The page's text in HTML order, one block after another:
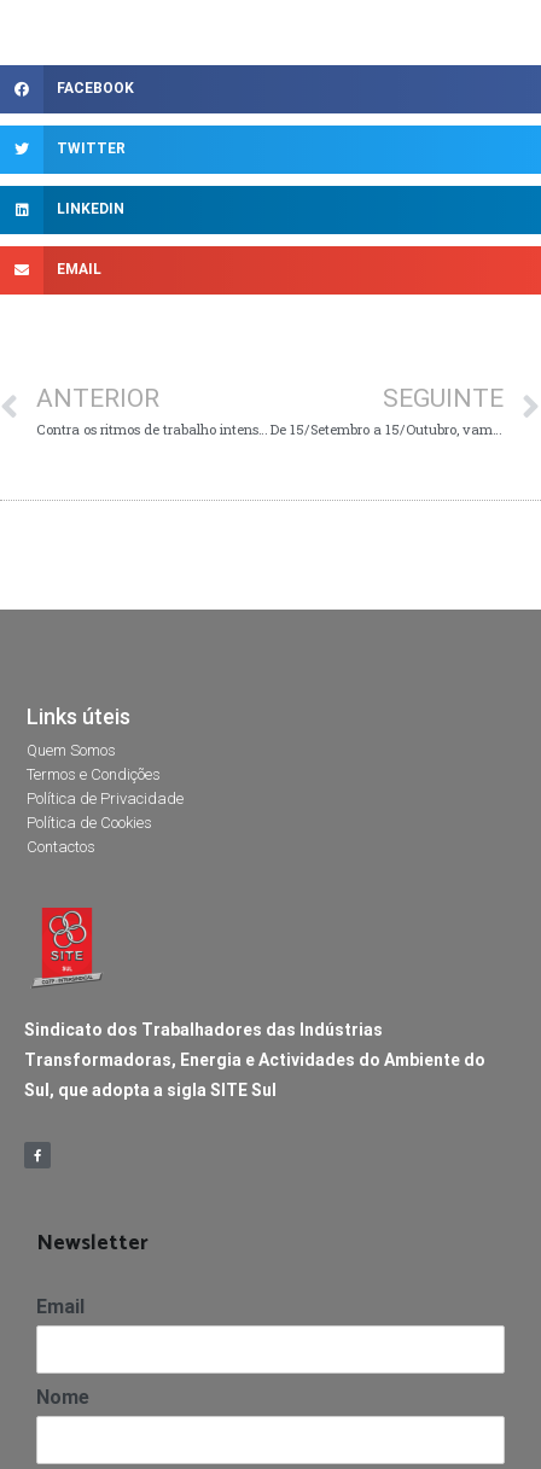
FACEBOOK
TWITTER
LINKEDIN
EMAIL
ANTERIOR SEGUINTE
Links úteis
Quem Somos
Termos e Condições
Política de Privacidade
Política de Cookies
Contactos
Sindicato dos Trabalhadores das Indústrias
Transformadoras, Energia e Actividades do Ambiente do
Sul, que adopta a sigla SITE Sul
Newsletter
Email
Nome